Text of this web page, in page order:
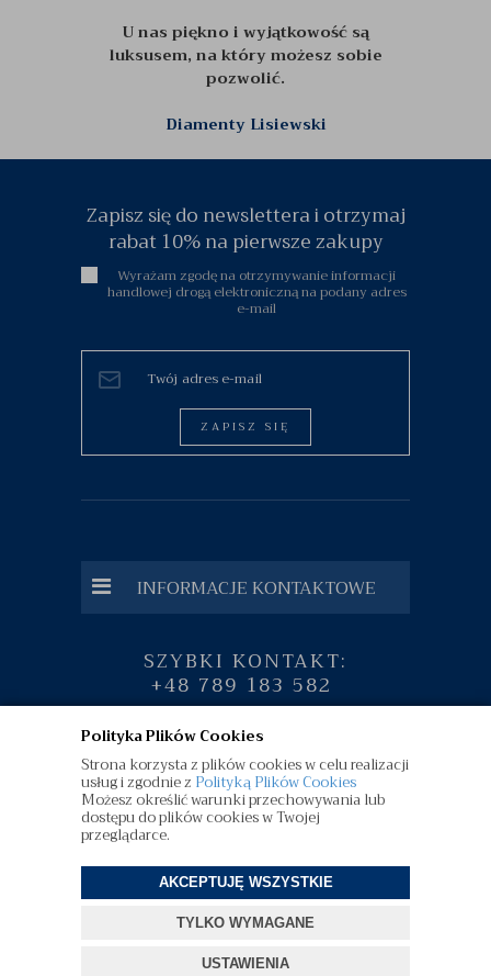
Polityka Plików Cookies
Strona korzysta z plików cookies w celu realizacji
usług i zgodnie z Polityką Plików Cookies
Możesz określić warunki przechowywania lub
dostępu do plików cookies w Twojej
przeglądarce.
AKCEPTUJĘ WSZYSTKIE
TYLKO WYMAGANE
USTAWIENIA
U nas piękno i wyjątkowość są
luksusem, na który możesz sobie
pozwolić.
Diamenty Lisiewski
Zapisz się do newslettera i otrzymaj
rabat 10% na pierwsze zakupy
Wyrażam zgodę na otrzymywanie informacji
handlowej drogą elektroniczną na podany adres
e-mail
ZAPISZ SIĘ
INFORMACJE KONTAKTOWE
SZYBKI KONTAKT:
+48 789 183 582